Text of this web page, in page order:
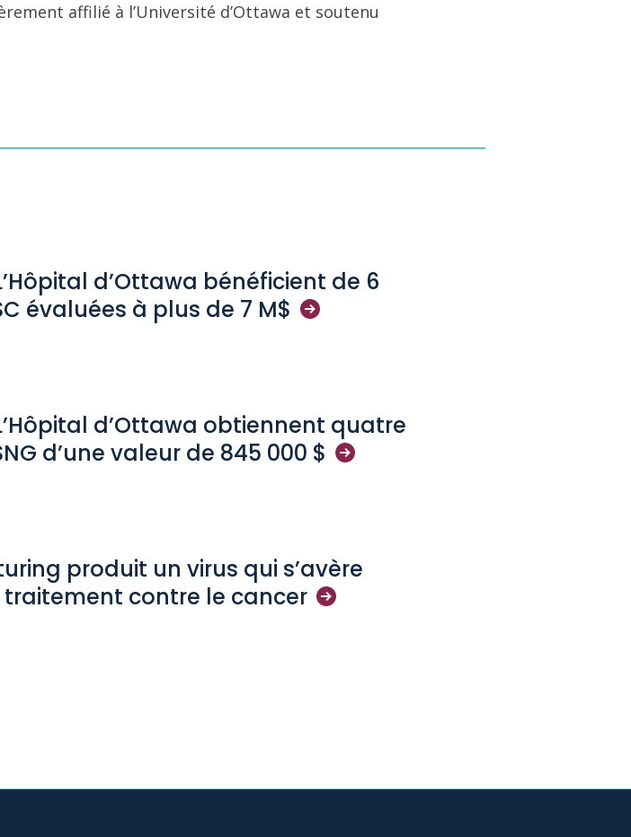
affilié à l’Université d’Ottawa et soutenu
d’Ottawa bénéficient de 6
évaluées à plus de 7 M$
d’Ottawa obtiennent quatre
d’une valeur de 845 000 $
produit un virus qui s’avère
contre le cancer